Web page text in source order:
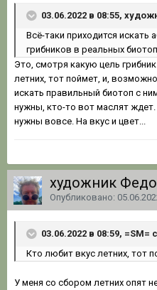
03.06.2022 в 08:55,
Всё-таки приходится
грибников в реальных
Это, смотря какую цель
летних, тот поймет, и,
искать правильный биотоп с
нужны, кто-то вот маслят
нужны вовсе. На вкус и цвет...
художник
Опубликовано:
03.06.2022 в 08:59, =SM=
Кто любит вкус летних, тот
У меня со сбором летних опят